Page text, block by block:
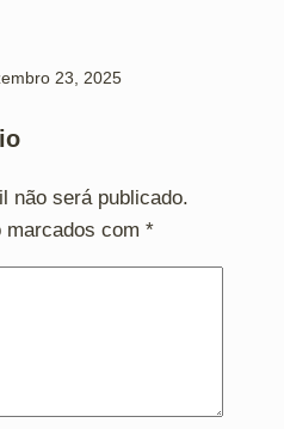
23, 2025
não será publicado.
marcados com *